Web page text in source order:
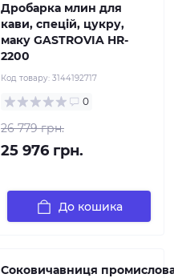
Дробарка млин для
кави, спецій, цукру,
маку GASTROVIA HR-
2200
Код товару: 3144192717
0
26 779 грн.
25 976 грн.
До кошика
Соковичавниця